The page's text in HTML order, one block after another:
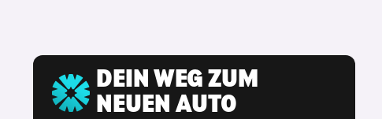
DEIN WEG ZUM
NEUEN AUTO